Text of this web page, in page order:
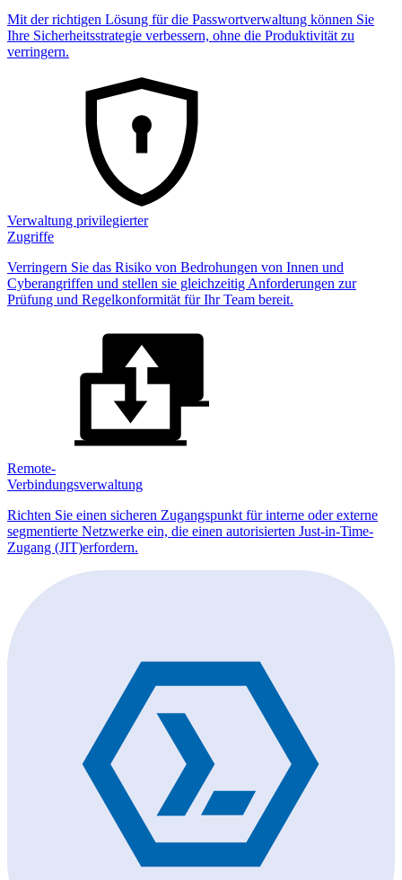
Mit der richtigen Lösung für die Passwortverwaltung können Sie
Ihre Sicherheitsstrategie verbessern, ohne die Produktivität zu
verringern.
Verwaltung privilegierter
Zugriffe
Verringern Sie das Risiko von Bedrohungen von Innen und
Cyberangriffen und stellen sie gleichzeitig Anforderungen zur
Prüfung und Regelkonformität für Ihr Team bereit.
Remote-
Verbindungsverwaltung
Richten Sie einen sicheren Zugangspunkt für interne oder externe
segmentierte Netzwerke ein, die einen autorisierten Just-in-Time-
Zugang (JIT)erfordern.